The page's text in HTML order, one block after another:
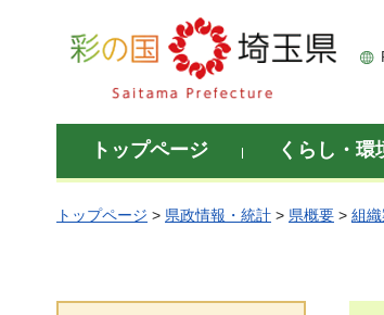
彩の国 埼玉県
トップページ くらし・環
トップページ > 県政情報・統計 > 県概要 > 組